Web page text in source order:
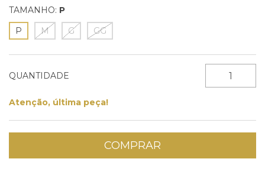
TAMANHO: P
P
M G GG
QUANTIDADE
Atenção, última peça!